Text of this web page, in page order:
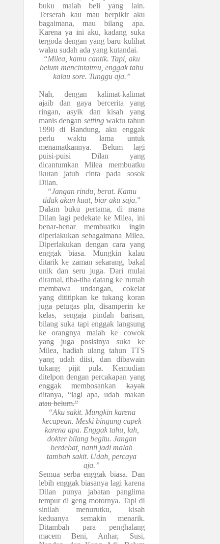
buku malah beli yang lain.
Terserah kau mau berpikir aku
bagaimana, mau bilang apa.
Karena ya ini aku, kadang suka
tergoda dengan yang baru kulihat
walau sudah ada yang kutandai.
“Milea, kamu cantik. Tapi, aku
belum mencintaimu, enggak tahu
kalau sore. Tunggu aja.”
Nah, dengan kalimat-kalimat
ajaib dan gaya bercerita yang
ringan, asyik dan kisah yang
manis dengan settingwaktu tahun
1990 di Bandung, aku enggak
perlu waktu lama untuk
menamatkannya. Belum lagi
puisi-puisi Dilan yang
dicantumkan Milea membuatku
ikutan jatuh cinta pada sosok
Dilan.
“Jangan rindu, berat. Kamu
tidak akan kuat, biar aku saja.”
Dalam buku pertama, di mana
Dilan lagi pedekate ke Milea, ini
benar-benar membuatku ingin
diperlakukan sebagaimana Milea.
Diperlakukan dengan cara yang
enggak biasa. Mungkin kalau
ditarik ke zaman sekarang, bakal
unik dan seru juga. Dari mulai
diramal, tiba-tiba datang ke rumah
membawa undangan, cokelat
yang dititipkan ke tukang koran
juga petugas pln, disamperin ke
kelas, sengaja pindah barisan,
bilang suka tapi enggak langsung
ke orangnya malah ke cowok
yang juga posisinya suka ke
Milea, hadiah ulang tahun TTS
yang udah diisi, dan dibawain
tukang pijit pula. Kemudian
ditelpon dengan percakapan yang
enggak membosankankayak
ditanya, “lagi apa, udah makan
atau belum.”
“Aku sakit. Mungkin karena
kecapean. Meski bingung capek
karena apa. Enggak tahu, lah,
dokter bilang begitu. Jangan
berdebat, nanti jadi malah
tambah sakit. Udah, percaya
aja.”
Semua serba enggak biasa. Dan
lebih enggak biasanya lagi karena
Dilan punya jabatan panglima
tempur di geng motornya. Tapi di
sinilah menurutku, kisah
keduanya semakin menarik.
Ditambah para penghalang
macem Beni, Anhar, Susi,